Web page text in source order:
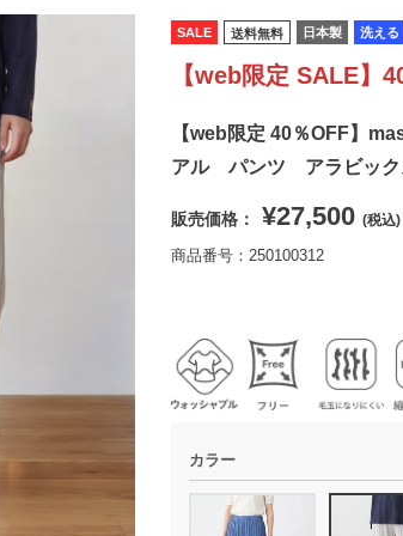
SALE 送料無料 日本製 洗える
【web限定 SALE】
【web限定 40％OFF】
アル パンツ アラビック
販売価格： ¥27,500 (税込)
商品番号：250100312
カラー